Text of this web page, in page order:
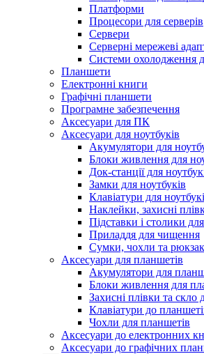
Платформи
Процесори для серверів
Сервери
Серверні мережеві
Системи охолодження
Планшети
Електронні книги
Графічні планшети
Програмне забезпечення
Аксесуари для ПК
Аксесуари для ноутбуків
Акумулятори для
Блоки живлення для
Док-станції для
Замки для ноутбуків
Клавіатури для
Наклейки, захисні
Підставки і столики
Приладдя для чищення
Сумки, чохли та
Аксесуари для планшетів
Акумулятори для
Блоки живлення для
Захисні плівки та скло
Клавіатури до
Чохли для планшетів
Аксесуари до електронних
Аксесуари дo графічних